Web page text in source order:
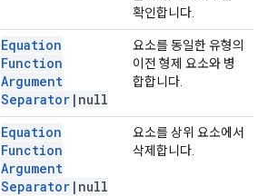
확인합니다.
Equation
Function
Argument
Separator | null
요소를 동일한 유형의
이전 형제 요소와 병
합합니다.
Equation
Function
Argument
Separator | null
요소를 상위 요소에서
삭제합니다.